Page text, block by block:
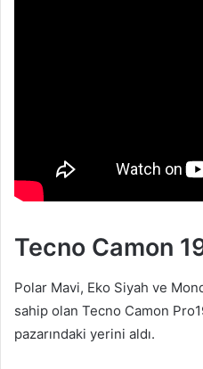
Tecno Camon
Polar Mavi, Eko Siyah ve
sahip olan Tecno Camon
pazarındaki yerini aldı.